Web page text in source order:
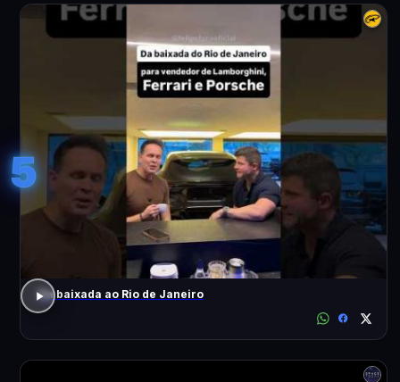
5
Da baixada ao Rio de Janeiro